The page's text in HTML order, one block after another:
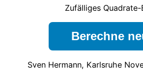
Zufälliges Quadrate-
Berechne
Sven Hermann, Karlsruhe